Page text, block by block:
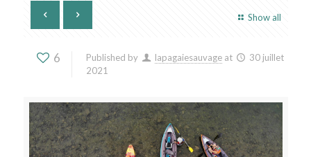
Show all
6 Published by lapagaiesauvage at
30 juillet
2021